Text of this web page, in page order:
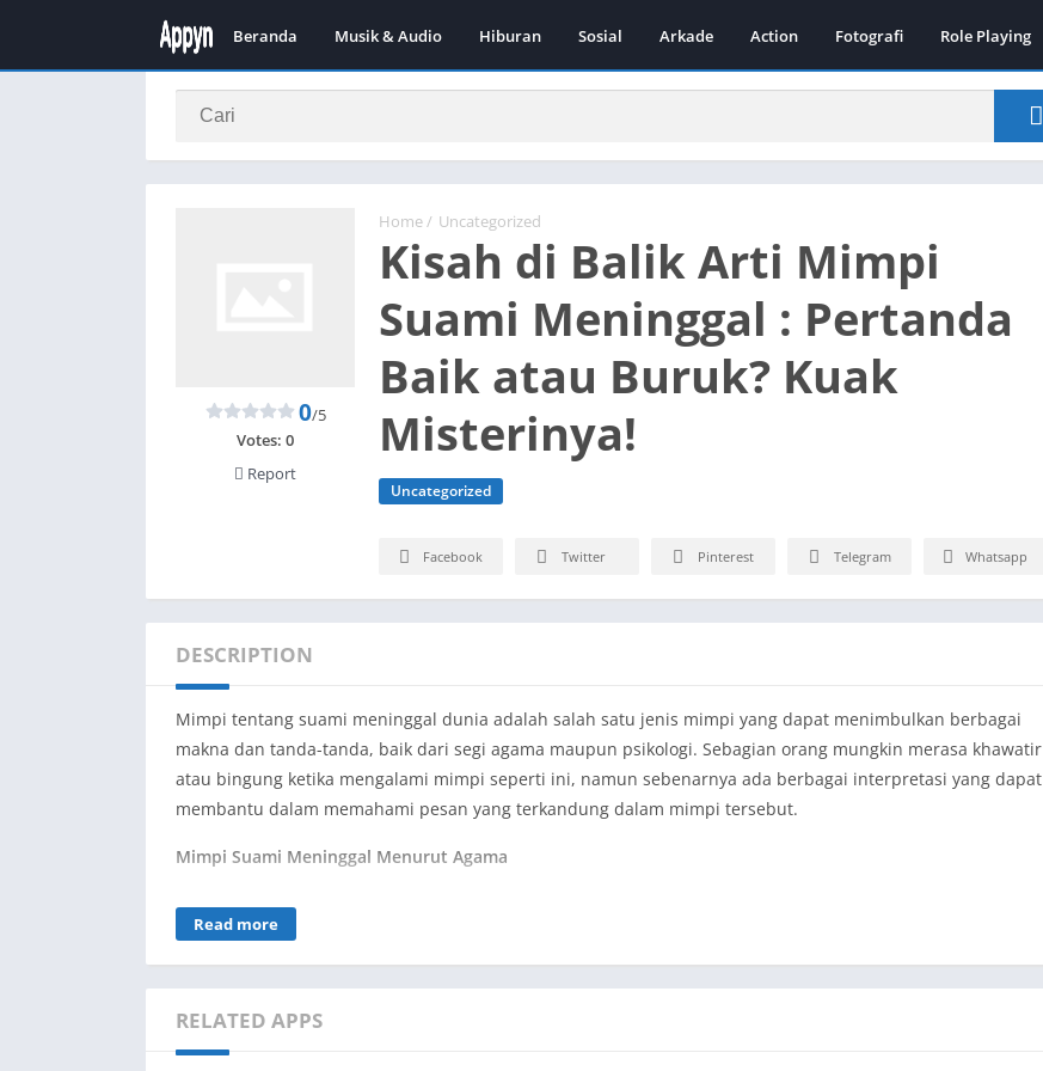
Beranda Musik & Audio Hiburan Sosial Arkade Action Fotografi Role Playing
Home / Uncategorized
Kisah di Balik Arti Mimpi
Suami Meninggal : Pertanda
Baik atau Buruk? Kuak
Misterinya!
Uncategorized
0/5
Votes: 0
Report
Facebook Twitter Pinterest Telegram Whatsapp
DESCRIPTION
Mimpi tentang suami meninggal dunia adalah salah satu jenis mimpi yang dapat menimbulkan berbagai
makna dan tanda-tanda, baik dari segi agama maupun psikologi. Sebagian orang mungkin merasa khawatir
atau bingung ketika mengalami mimpi seperti ini, namun sebenarnya ada berbagai interpretasi yang dapat
membantu dalam memahami pesan yang terkandung dalam mimpi tersebut.
Mimpi Suami Meninggal Menurut Agama
Suami dalam agama Islam dianggap sebagai pemimpin keluarga dan penopang bagi istri dan anak-
anaknya. Maka tidak heran jika mimpi tentang suami meninggal dunia dapat menimbulkan ketakutan dan
kekhawatiran yang mendalam. Namun, menurut pandangan agama Islam, mimpi tersebut sebenarnya bisa
memiliki makna yang baik.
Read more
RELATED APPS